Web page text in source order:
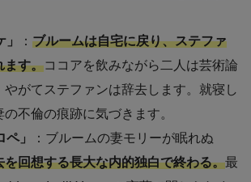
： ブルームは自宅に戻り、ステファ
ます。ココアを飲みながら二人は芸術論
やがてステファンは辞去します。就寝し
不倫の痕跡に気づきます。
」
：ブルームの妻モリーが眠れぬ
を回想する長大な内的独白で終わる。最